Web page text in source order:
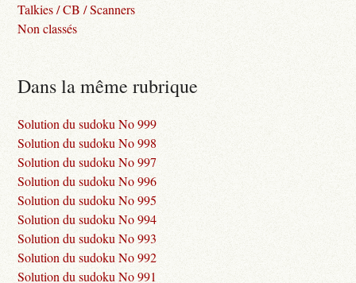
Talkies / CB / Scanners
Non classés
Dans la même rubrique
Solution du sudoku No 999
Solution du sudoku No 998
Solution du sudoku No 997
Solution du sudoku No 996
Solution du sudoku No 995
Solution du sudoku No 994
Solution du sudoku No 993
Solution du sudoku No 992
Solution du sudoku No 991